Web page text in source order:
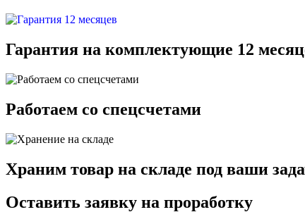
Гарантия на комплектующие 12
Работаем со спецсчетами
Храним товар на складе под ваши
Оставить заявку на проработку